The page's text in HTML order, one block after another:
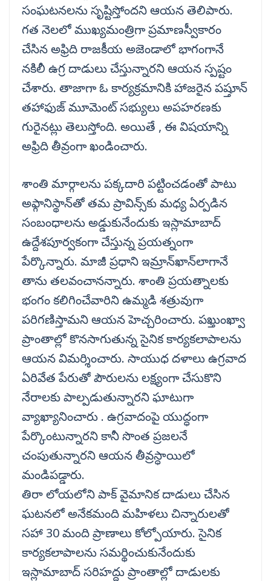
సంఘటనలను సృష్టిస్తోందని ఆయన తెలిపారు.
గత నెలలో ముఖ్యమంత్రిగా ప్రమాణస్వీకారం
చేసిన అఫ్రిది రాజకీయ అజెండాలో భాగంగానే
నకిలీ ఉగ్ర దాడులు చేస్తున్నారని ఆయన స్పష్టం
చేశారు. తాజాగా ఓ కార్యక్రమానికి హాజరైన పష్తూన్‌
తహాఫుజ్‌ మూమెంట్‌ సభ్యులు అపహరణకు
గురైనట్లు తెలుస్తోంది. అయితే , ఈ విషయాన్ని
అఫ్రిది తీవ్రంగా ఖండించారు.
శాంతి మార్గాలను పక్కదారి పట్టించడంతో పాటు
అఫ్గానిస్థాన్‌తో తమ ప్రావిన్స్‌కు మధ్య ఏర్పడిన
సంబంధాలను అడ్డుకునేందుకు ఇస్లామాబాద్‌
ఉద్దేశపూర్వకంగా చేస్తున్న ప్రయత్నంగా
పేర్కొన్నారు. మాజీ ప్రధాని ఇమ్రాన్‌ఖాన్‌లాగానే
తాను తలవంచానన్నారు. శాంతి ప్రయత్నాలకు
భంగం కలిగించేవారిని ఉమ్మడి శత్రువుగా
పరిగణిస్తామని ఆయన హెచ్చరించారు. పఖ్తుంఖ్వా
ప్రాంతాల్లో కొనసాగుతున్న సైనిక కార్యకలాపాలను
ఆయన విమర్శించారు. సాయుధ దళాలు ఉగ్రవాద
ఏరివేత పేరుతో పౌరులను లక్ష్యంగా చేసుకొని
నేరాలకు పాల్పడుతున్నారని ఘాటుగా
వ్యాఖ్యానించారు . ఉగ్రవాదంపై యుద్ధంగా
పేర్కొంటున్నారని కానీ సొంత ప్రజలనే
చంపుతున్నారని ఆయన తీవ్రస్ధాయిలో
మండిపడ్డారు.
తిరా లోయలోని పాక్‌ వైమానిక దాడులు చేసిన
ఘటనలో అనేకమంది మహిళలు చిన్నారులతో
సహా 30 మంది ప్రాణాలు కోల్పోయారు. సైనిక
కార్యకలాపాలను సమర్థించుకునేందుకు
ఇస్లామాబాద్‌ సరిహద్దు ప్రాంతాల్లో దాడులకు